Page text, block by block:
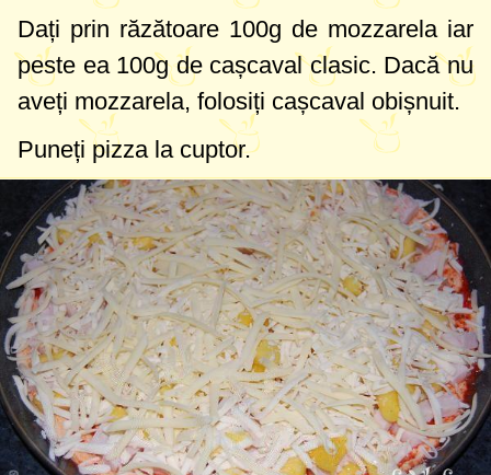
Dați prin răzătoare 100g de mozzarela iar
peste ea 100gde cașcaval clasic. Dacă nu
aveți mozzarela, folosiți cașcaval obișnuit.
Puneți pizza la cuptor.